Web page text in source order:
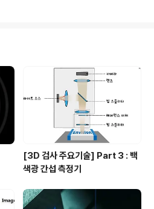
Inspec x L 렌즈
distance 및 경통
- [머신비전 기술 백
한 것과 같이 산업용
[3D 검사 주요기술] Part 3 : 백
색광 간섭 측정기